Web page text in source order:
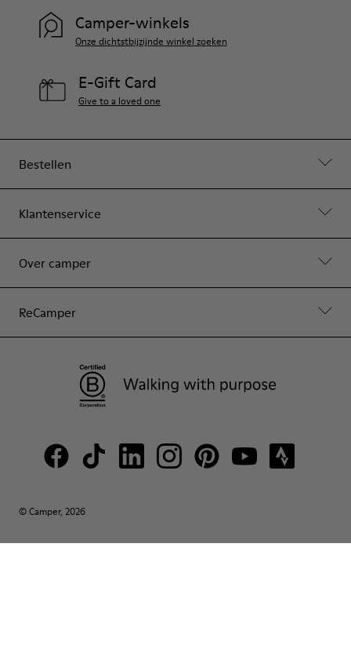
Bestellen
Klantenservice
Over camper
ReCamper
Camper-winkels
Onze dichtstbijzijnde winkel zoeken
E-Gift Card
Give to a loved one
© Camper, 2026